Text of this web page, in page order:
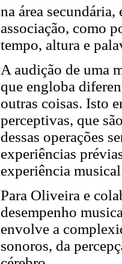
na área
associação, como
tempo, altura e
A audição de uma
que engloba
outras coisas. Isto
perceptivas, que
dessas operações
experiências
experiência
Para Oliveira e
desempenho
envolve a
sonoros, da